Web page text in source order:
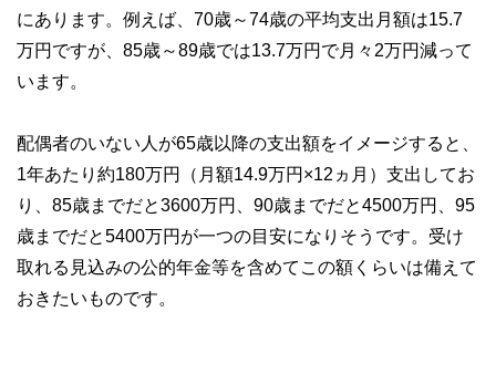
にあります。例えば、70歳～74歳の平均支出月額は15.7
万円ですが、85歳～89歳では13.7万円で月々2万円減って
います。
配偶者のいない人が65歳以降の支出額をイメージすると、
1年あたり約180万円（月額14.9万円×12ヵ月）支出してお
り、85歳までだと3600万円、90歳までだと4500万円、95
歳までだと5400万円が一つの目安になりそうです。受け
取れる見込みの公的年金等を含めてこの額くらいは備えて
おきたいものです。